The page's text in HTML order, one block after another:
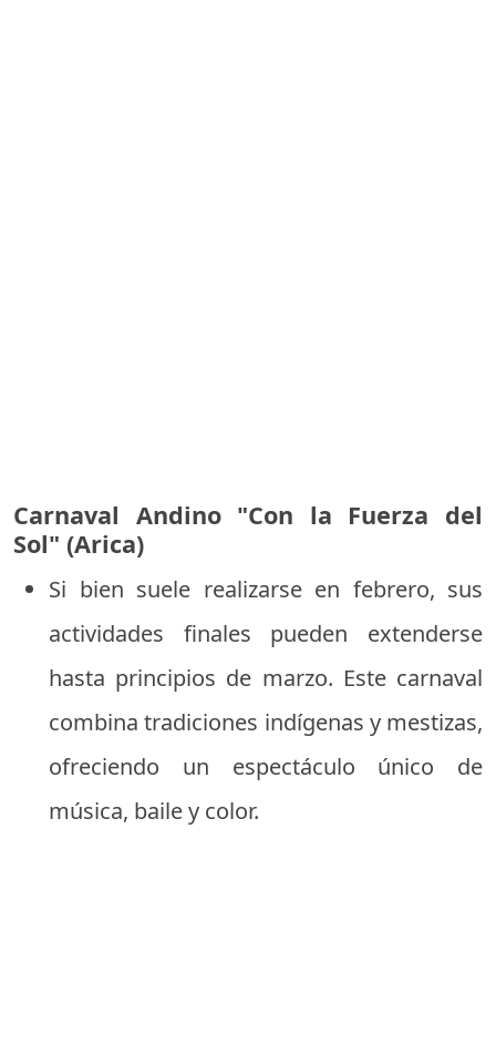
Carnaval Andino "Con la Fuerza del
Sol" (Arica)
Si bien suele realizarse en febrero, sus
actividades finales pueden extenderse
hasta principios de marzo. Este carnaval
combina tradiciones indígenas y mestizas,
ofreciendo un espectáculo único de
música, baile y color.